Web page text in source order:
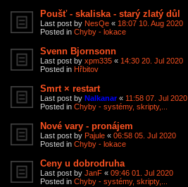
Poušť - skaliska - starý zlatý důl
Last post by NesQe « 18:07 10. Aug 2020
Posted in Chyby - lokace
Svenn Bjornsonn
Last post by xpm335 « 14:30 20. Jul 2020
Posted in Hřbitov
Smrt × restart
Last post by Nalkanar« 11:58 07. Jul 2020
Posted in Chyby - systémy, skripty,...
Nové vary - pronájem
Last post by Pajule « 06:58 05. Jul 2020
Posted in Chyby - lokace
Ceny u dobrodruha
Last post by JanF « 09:46 01. Jul 2020
Posted in Chyby - systémy, skripty,...